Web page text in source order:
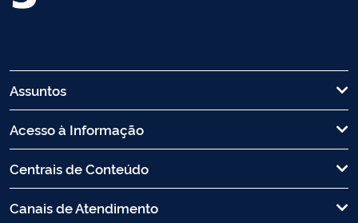
Assuntos
Acesso à Informação
Centrais de Conteúdo
Canais de Atendimento